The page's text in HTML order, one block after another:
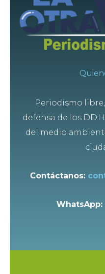
Periodismo
defensa de los
del medio
Contáctanos:
WhatsApp: